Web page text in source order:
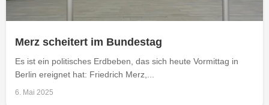
Merz scheitert im Bundestag
Es ist ein politisches Erdbeben, das sich heute Vormittag in
Berlin ereignet hat: Friedrich Merz,...
6. Mai 2025